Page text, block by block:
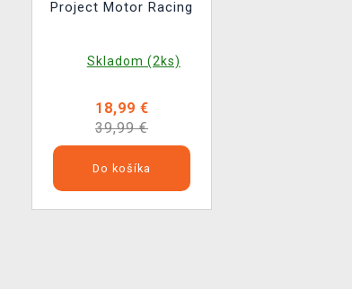
Project Motor Racing
Skladom (2ks)
18,99 €
39,99 €
Do košíka